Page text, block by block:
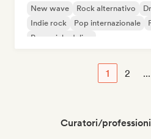
New wave Rock alternativo
Indie rock
Pop internazionale
Pop psichedelico
1 2 ...
Curatori/